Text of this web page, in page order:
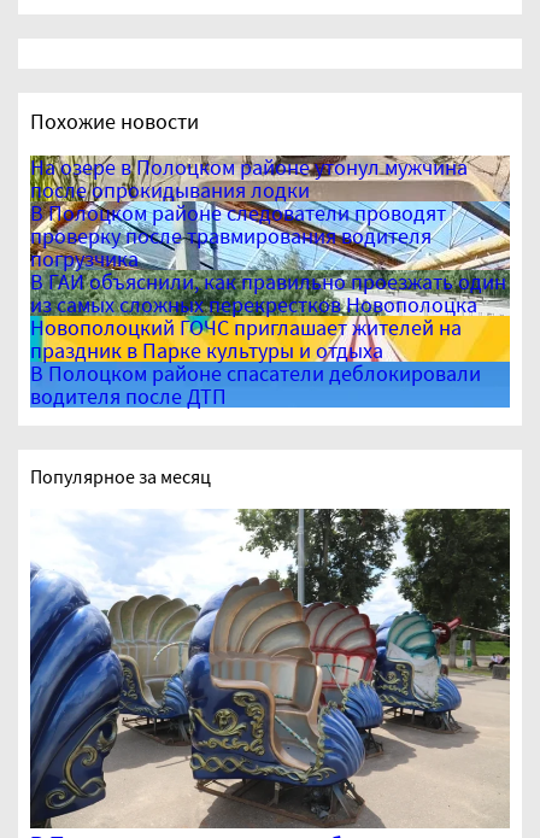
Похожие новости
На озере в Полоцком районе утонул мужчина
после опрокидывания лодки
В Полоцком районе следователи проводят
проверку после травмирования водителя
погрузчика
В ГАИ объяснили, как правильно проезжать один
из самых сложных перекрестков Новополоцка
Новополоцкий ГОЧС приглашает жителей на
праздник в Парке культуры и отдыха
В Полоцком районе спасатели деблокировали
водителя после ДТП
Популярное за месяц